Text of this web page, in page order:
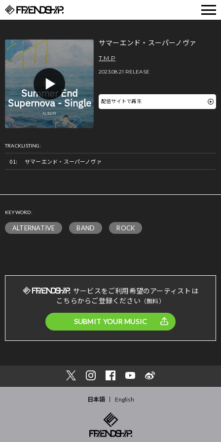
サマーエンド・スーパーノヴァ
T.M.P
2023.08.21 RELEASE
配信サイトで再生
TRACKLISTING:
サマーエンド・スーパーノヴァ
KEYWORD:
ALTERNATIVE BAND ROCK
サービスをご利用希望のアーティストは
こちらからご登録ください （無料）
SUBMIT YOUR MUSIC
日本語 English